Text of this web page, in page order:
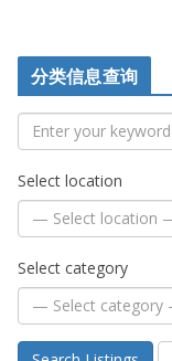
分类信息查询
Select location
Select category